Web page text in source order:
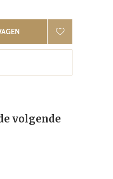
volgende